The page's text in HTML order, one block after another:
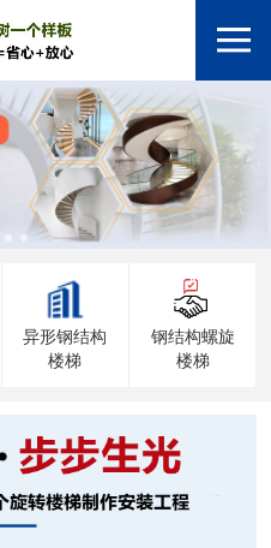
异形钢结构
楼梯
钢结构螺旋
楼梯